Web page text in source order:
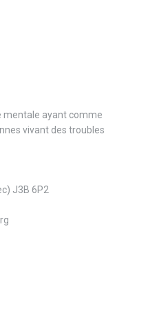
mentale ayant comme
vivant des troubles
J3B 6P2